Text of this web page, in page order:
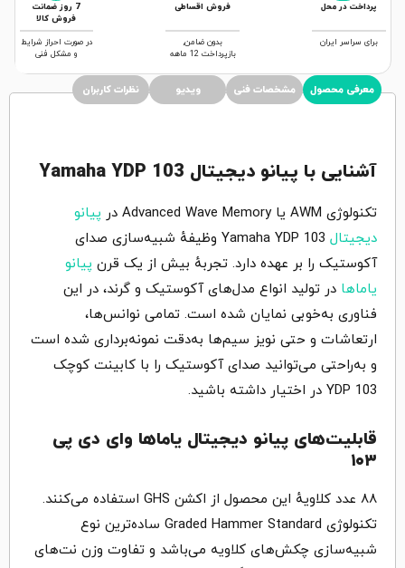
پرداخت در محل
برای سراسر ایران
فروش اقساطی
بدون ضامن,
بازپرداخت 12 ماهه
7 روز ضمانت
فروش کالا
در صورت احراز شرایط
و مشکل فنی
معرفی محصول مشخصات فنی ویدیو نظرات کاربران
آشنایی با پیانو دیجیتال Yamaha YDP 103
تکنولوژی AWM یا Advanced Wave Memory در
پیانو
دیجیتال
Yamaha YDP 103 وظیفهٔ شبیه‌سازی صدای
آکوستیک را بر عهده دارد. تجربهٔ بیش از یک قرن پیانو
یاماها در تولید انواع مدل‌های آکوستیک و گرند، در این
فناوری به‌خوبی نمایان شده است. تمامی نوانس‌ها،
ارتعاشات و حتی نویز سیم‌ها به‌دقت نمونه‌برداری شده است
و به‌راحتی می‌توانید صدای آکوستیک را با کابینت کوچک
YDP 103 در اختیار داشته باشید.
قابلیت‌های پیانو دیجیتال یاماها وای دی پی
۱۰۳
۸۸ عدد کلاویهٔ این محصول از اکشن GHS استفاده می‌کنند.
تکنولوژی Graded Hammer Standard ساده‌ترین نوع
شبیه‌سازی چکش‌های کلاویه می‌باشد و تفاوت وزن نت‌های